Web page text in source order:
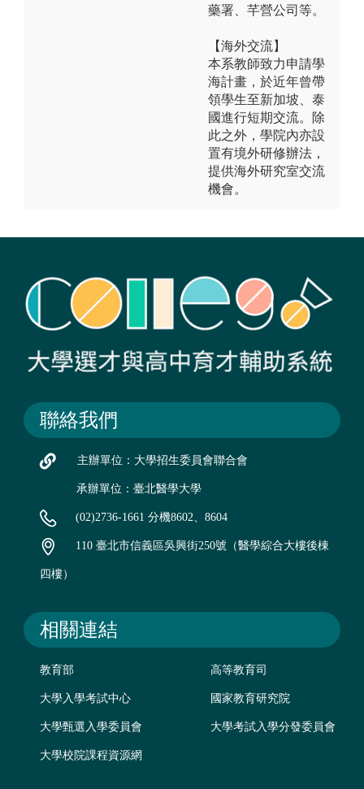
藥署、芊營公司等。
【海外交流】
本系教師致力申請學
海計畫，於近年曾帶
領學生至新加坡、泰
國進行短期交流。除
此之外，學院內亦設
置有境外研修辦法，
提供海外研究室交流
機會。
聯絡我們
主辦單位：大學招生委員會聯合會
承辦單位：臺北醫學大學
(02)2736-1661 分機8602、8604
110 臺北市信義區吳興街250號（醫學綜合大樓後棟
四樓）
相關連結
教育部 高等教育司
大學入學考試中心 國家教育研究院
大學甄選入學委員會 大學考試入學分發委員會
大學校院課程資源網